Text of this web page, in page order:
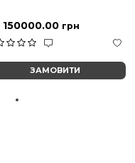
150000.00 грн
ЗАМОВИТИ